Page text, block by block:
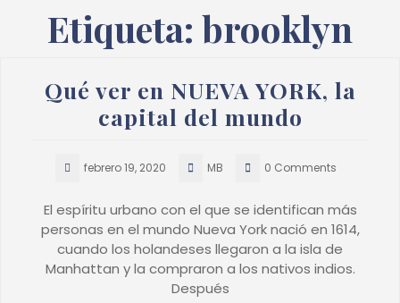
Etiqueta: brooklyn
Qué ver en NUEVA YORK, la
capital del mundo
febrero 19, 2020 MB 0 Comments
El espíritu urbano con el que se identifican más
personas en el mundo Nueva York nació en 1614,
cuando los holandeses llegaron a la isla de
Manhattan y la compraron a los nativos indios.
Después